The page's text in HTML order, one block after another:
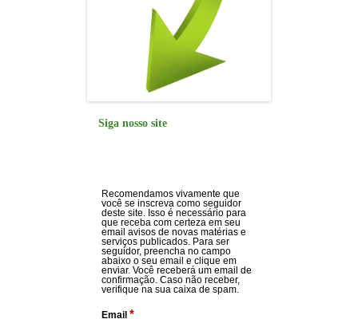
Siga nosso site
Recomendamos vivamente que
você se inscreva como seguidor
deste site. Isso é necessário para
que receba com certeza em seu
email avisos de novas matérias e
serviços publicados. Para ser
seguidor, preencha no campo
abaixo o seu email e clique em
enviar. Você receberá um email de
confirmação. Caso não receber,
verifique na sua caixa de spam.
Email *